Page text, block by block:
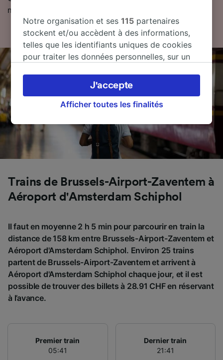
meilleurs prix sur vos billets.
Trains de Brussels-Airport-Zaventem à
Aéroport d'Amsterdam Schiphol
Il faut en moyenne 2 h 5 min pour parcourir en train la
distance de 158 km entre Brussels-Airport-Zaventem et
Aéroport d'Amsterdam Schiphol. Environ 25 trains
partent de Brussels-Airport-Zaventem et arrivent à
Aéroport d'Amsterdam Schiphol chaque jour, et il est
possible de trouver des billets à 28.91 CHF en réservant
à l’avance.
Premier train
05:41
Dernier train
21:41
Notre organisation et ses115 partenaires
stockent et/ou accèdent à des informations,
telles que les identifiants uniques de cookies
pour traiter les données personnelles, sur un
préférences, notamment en exerçant votre
droit d’opposition à l’intérêt légitime, en
cliquant ci-dessous ou à tout moment sur la
préférences seront signalées à nos partenaires
et n’affecteront pas les données de navigation.
Vos données ne seront pas utilisées à des fins
pas vous tracer.
Nos équipes ainsi que nos partenaires
Utiliser des données de géolocalisation
précises. Analyser activement les
caractéristiques de l’appareil pour
l’identification. Stocker et/ou accéder à des
informations sur un appareil. Publicités et
contenu personnalisés, mesure de
performance des publicités et du contenu,
études d’audience et développement de
Afficher toutes les finalités
J'accepte